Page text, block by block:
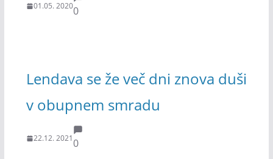
01.05. 20200
Lendava se že več dni znova duši
v obupnem smradu
22.12. 20210